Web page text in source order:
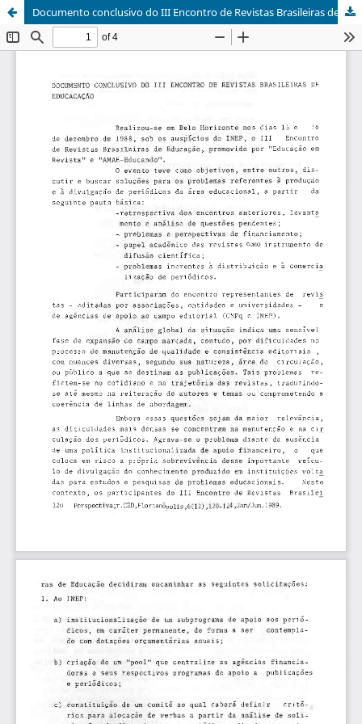
Documento conclusivo do III Encontro de Revistas Brasileiras de Educação